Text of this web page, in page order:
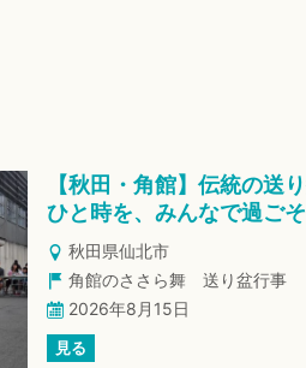
【秋田・角館】伝統の送
ひと時を、みんなで過ごそ
秋田県仙北市
角館のささら舞 送り盆行事
2026年8月15日
見る